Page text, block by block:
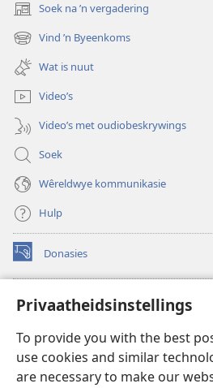
Privaatheidsinstellings
To provide you with the best
use cookies and similar
are necessary to make our
Soek na ’n vergadering
(maak
nuwe
venster
oop)
Vind ’n Byeenkoms
(maak
nuwe
venster
oop)
Wat is nuut
Video’s
Video’s met oudiobeskrywings
Soek
Wêreldwye kommunikasie
Hulp
Donasies
(maak
nuwe
oop)
Wagtoring – AANLYN BIBLIOTEEK
(maak
venster
oop)
JW Hub
(maak
nuwe
vensterJW Library